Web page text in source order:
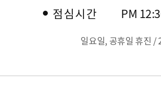
점심시간
PM
일요일, 공휴일 휴진 /